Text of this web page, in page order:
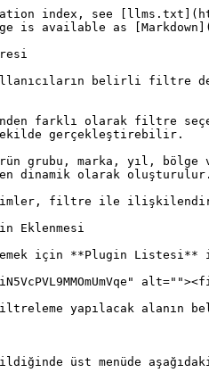
index, see
is available as
belirli filtre
farklı olarak filtre
gerçekleştirebilir.
grubu, marka, yıl, bölge
dinamik olarak
filtre ile
Eklenmesi
için **Plugin Listesi**
yapılacak alanın
üst menüde